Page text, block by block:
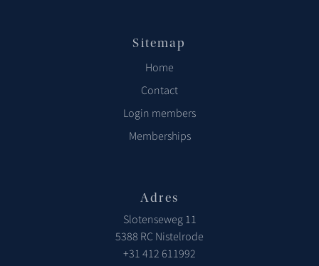
Sitemap
Home
Contact
Login members
Memberships
Adres
Slotenseweg 11
5388 RC Nistelrode
+31 412 611992